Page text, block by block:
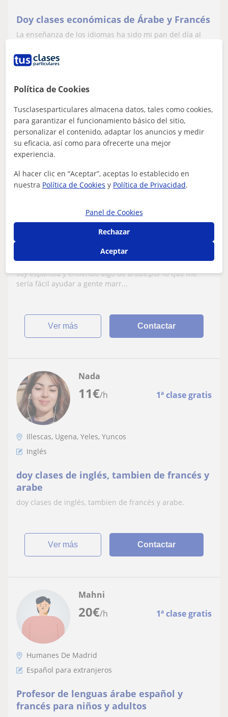
Doy clases económicas de Árabe y Francés
La enseñanza de los idiomas ha sido mi pan del día al
ver más
Mary
Soy española con algo de árabe y podría
ayudar a gente extranjera a hablar
nuestro idioma. Soy nueva,pero aprendo
rápido
Enseñar y ayudar a gente extranjera a hablar español yo
soy española y entiendo algo de árabe,por lo que me
sería fácil ayudar a gente marr...
ver más Contactar
11€/h 1ª clase gratis
Nada
Illescas, Ugena, Yeles, Yuncos
Inglés
doy clases de inglés, tambien de francés y
arabe
doy clases de inglés, tambien de francés y arabe.
ver más Contactar
20€/h 1ª clase gratis
Mahni
Humanes De Madrid
Español para extranjeros
Profesor de lenguas árabe español y
francés para niños y adultos
Política de Cookies
Tusclasesparticulares almacena datos, tales como cookies,
para garantizar el funcionamiento básico del sitio,
personalizar el contenido, adaptar los anuncios y medir
su eficacia, así como para ofrecerte una mejor
experiencia.
Al hacer clic en “Aceptar”, aceptas lo establecido en
nuestra Política de Cookies y Política de Privacidad.
Panel de Cookies
Rechazar
Aceptar